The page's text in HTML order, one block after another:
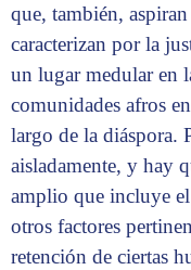
que, también,
caracterizan por la
un lugar medular en
comunidades afros
largo de la diáspora.
aisladamente, y hay
amplio que incluye
otros factores
retención de ciertas